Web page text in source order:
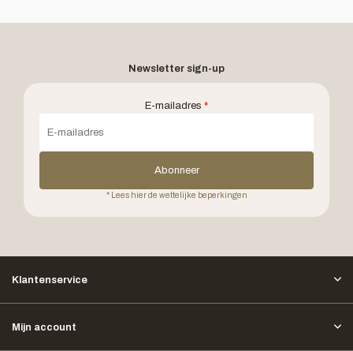
Newsletter sign-up
E-mailadres *
Abonneer
* Lees hier de wettelijke beperkingen
Klantenservice
Mijn account